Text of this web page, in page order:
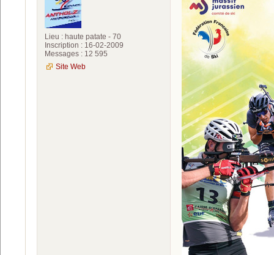
Lieu : haute patate - 70
Inscription : 16-02-2009
Messages : 12 595
Site Web